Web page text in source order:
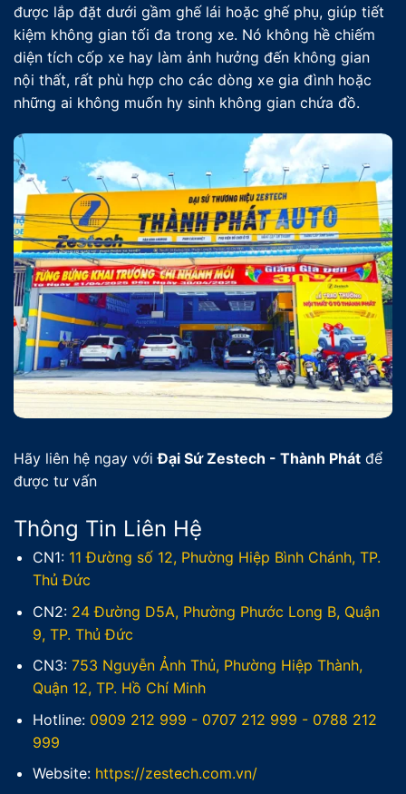
được lắp đặt dưới gầm ghế lái hoặc ghế phụ, giúp tiết
kiệm không gian tối đa trong xe. Nó không hề chiếm
diện tích cốp xe hay làm ảnh hưởng đến không gian
nội thất, rất phù hợp cho các dòng xe gia đình hoặc
những ai không muốn hy sinh không gian chứa đồ.
Hãy liên hệ ngay vớiĐại Sứ Zestech - Thành Phát để
được tư vấn
Thông Tin Liên Hệ
CN1: 11 Đường số 12, Phường Hiệp Bình Chánh, TP.
Thủ Đức
CN2: 24 Đường D5A, Phường Phước Long B, Quận
9, TP. Thủ Đức
CN3: 753 Nguyễn Ảnh Thủ, Phường Hiệp Thành,
Quận 12, TP. Hồ Chí Minh
Hotline: 0909 212 999 - 0707 212 999 - 0788 212
999
Website: https://zestech.com.vn/